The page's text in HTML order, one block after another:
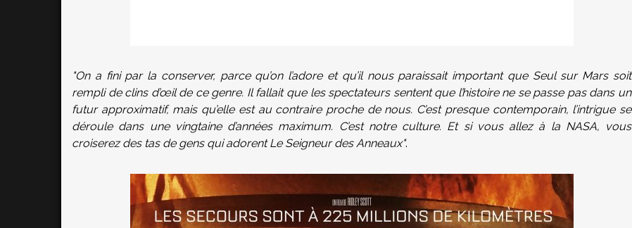
"On a fini par la conserver, parce qu’on l’adore et qu’il nous paraissait important que Seul sur Mars soit
rempli de clins d’œil de ce genre. Il fallait que les spectateurs sentent que l’histoire ne se passe pas dans un
futur approximatif, mais qu’elle est au contraire proche de nous. C’est presque contemporain, l’intrigue se
déroule dans une vingtaine d’années maximum. C’est notre culture. Et si vous allez à la NASA, vous
croiserez des tas de gens qui adorent Le Seigneur des Anneaux".